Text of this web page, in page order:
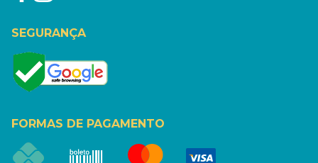
SEGURANÇA
FORMAS DE PAGAMENTO